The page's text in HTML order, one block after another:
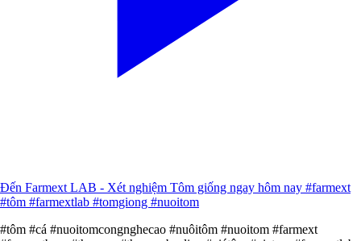
Đến Farmext LAB - Xét nghiệm Tôm giống ngay hôm nay #farmext
#tôm #farmextlab #tomgiong #nuoitom
#tôm #cá #nuoitomcongnghecao #nuôitôm #nuoitom #farmext